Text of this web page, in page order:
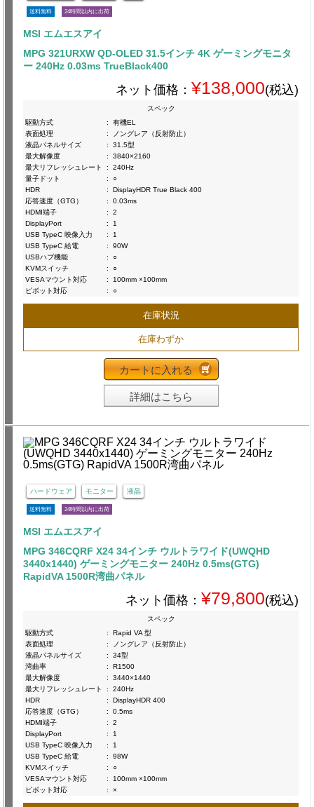
送料無料 24時間以内に出荷
MSI エムエスアイ
MPG 321URXW QD-OLED 31.5インチ 4K ゲーミングモニタ
ー 240Hz 0.03ms TrueBlack400
ネット価格： ¥138,000(税込)
スペック
駆動方式
:
有機EL
表面処理
:
ノングレア（反射防止）
液晶パネルサイズ
:
31.5型
最大解像度
:
3840×2160
最大リフレッシュレート
:
240Hz
量子ドット
:
○
HDR
:
DisplayHDR True Black 400
応答速度（GTG）
:
0.03ms
HDMI端子
:
2
DisplayPort
:
1
USB TypeC 映像入力
:
1
USB TypeC 給電
:
90W
USBハブ機能
:
○
KVMスイッチ
:
○
VESAマウント対応
:
100mm ×100mm
ピボット対応
: ○
在庫状況
在庫わずか
カートに入れる
詳細はこちら
ハードウェア モニター 液晶
送料無料 24時間以内に出荷
MSI エムエスアイ
MPG 346CQRF X24 34インチ ウルトラワイド(UWQHD
3440x1440) ゲーミングモニター 240Hz 0.5ms(GTG)
RapidVA 1500R湾曲パネル
ネット価格： ¥79,800(税込)
スペック
駆動方式
:
Rapid VA 型
表面処理
:
ノングレア（反射防止）
液晶パネルサイズ
:
34型
湾曲率
:
R1500
最大解像度
:
3440×1440
最大リフレッシュレート
:
240Hz
HDR
:
DisplayHDR 400
応答速度（GTG）
:
0.5ms
HDMI端子
:
2
DisplayPort
:
1
USB TypeC 映像入力
:
1
USB TypeC 給電
:
98W
KVMスイッチ
:
○
VESAマウント対応
:
100mm ×100mm
ピボット対応
: ×